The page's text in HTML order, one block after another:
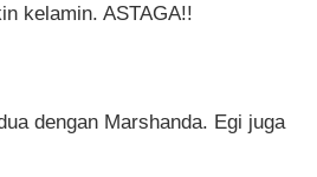
kelamin. ASTAGA!!
dengan Marshanda. Egi juga